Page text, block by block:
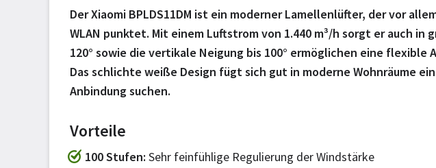
Der Xiaomi BPLDS11DM ist ein moderner Lamellenlüfter, der vor
WLAN punktet. Mit einem Luftstrom von 1.440 m³/h sorgt er auch
120° sowie die vertikale Neigung bis 100° ermöglichen eine
Das schlichte weiße Design fügt sich gut in moderne Wohnräume
Anbindung suchen.
Vorteile
100 Stufen Sehr feinfühlige Regulierung der Windstärke